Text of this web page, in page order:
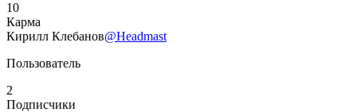
10
Карма
Кирилл Клебанов@Headmast
Пользователь
2
Подписчики